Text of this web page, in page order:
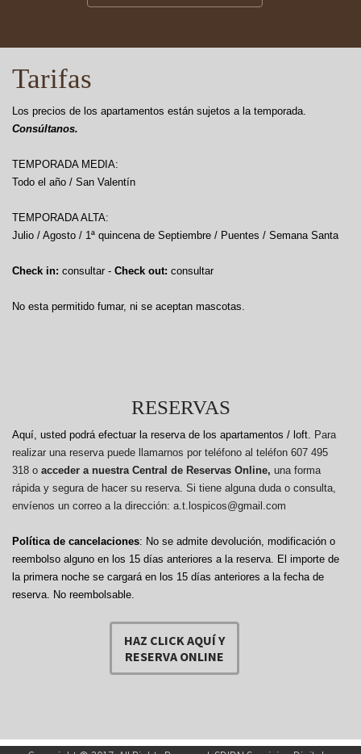
Tarifas
Los precios de los apartamentos están sujetos a la temporada.
Consúltanos.
TEMPORADA MEDIA:
Todo el año / San Valentín
TEMPORADA ALTA:
Julio / Agosto / 1ª quincena de Septiembre / Puentes / Semana Santa
Check in: consultar - Check out: consultar
No esta permitido fumar, ni se aceptan mascotas.
RESERVAS
Aquí, usted podrá efectuar la reserva de los apartamentos / loft. Para
realizar una reserva puede llamarnos por teléfono al teléfon 607 495
318 o acceder a nuestra Central de Reservas Online, una forma
rápida y segura de hacer su reserva. Si tiene alguna duda o consulta,
envíenos un correo a la dirección: a.t.lospicos@gmail.com
Política de cancelaciones: No se admite devolución, modificación o
reembolso alguno en los 15 días anteriores a la reserva. El importe de
la primera noche se cargará en los 15 días anteriores a la fecha de
reserva. No reembolsable.
HAZ CLICK AQUÍ Y
RESERVA ONLINE